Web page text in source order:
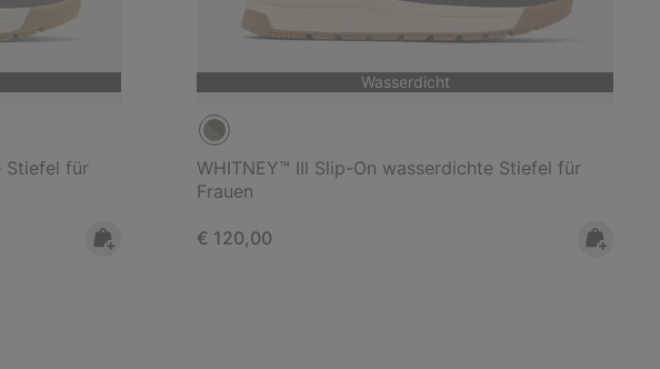
Stiefel für
Wasserdicht
WHITNEY™ IIl Slip-On wasserdichte Stiefel für
Frauen
Regular price:
€ 120,00